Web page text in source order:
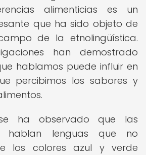
alimenticias es un
que ha sido objeto de
de la etnolingüística.
han demostrado
hablamos puede influir en
percibimos los sabores y
ha observado que las
hablan lenguas que no
los colores azul y verde